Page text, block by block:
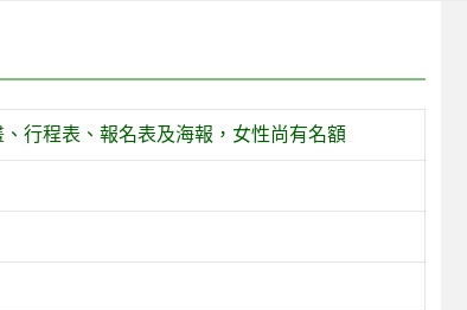
行程表、報名表及海報，女性尚有名額